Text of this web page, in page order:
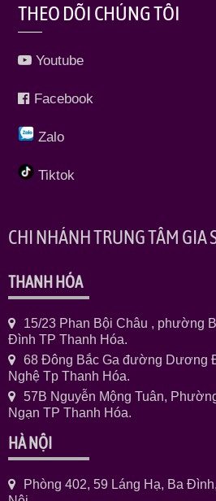
THEO DÕI CHÚNG TÔI
Youtube
Facebook
Zalo
Tiktok
CHI NHÁNH TRUNG TÂM GIA
THANH HÓA
15/23 Phan Bội Châu , phường
Đình TP Thanh Hóa.
68 Đông Bắc Ga đường Dương
Nghệ Tp Thanh Hóa.
57B Nguyễn Mộng Tuân,
Ngạn TP Thanh Hóa.
HÀ NỘI
Phòng 402, 59 Láng Hạ, Ba